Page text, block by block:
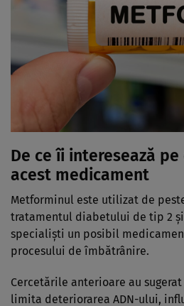
De ce îi interesează
acest medicament
Metforminul este utilizat de
tratamentul diabetului de tip 2
specialiști un posibil
procesului de îmbătrânire.
Cercetările anterioare au
limita deteriorarea ADN-ului,